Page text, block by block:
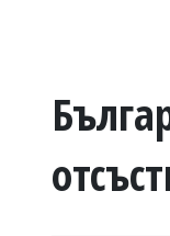
ВОЙНАТА
УКРАЙНА